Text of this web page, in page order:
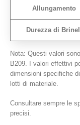
Allungamento
Durezza di Brinell
Nota: Questi valori
B209. I valori effettivi
dimensioni specifiche
lotti di materiale.
Consultare sempre le
precisi.